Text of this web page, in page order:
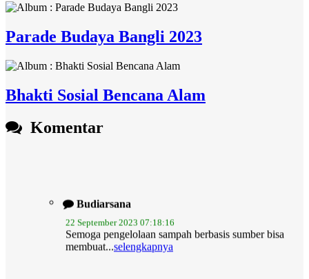
Parade Budaya Bangli 2023
Bhakti Sosial Bencana Alam
Komentar
22 September 2023 07:18:16
Semoga pengelolaan sampah berbasis sumber bisa
membuat...selengkapnya